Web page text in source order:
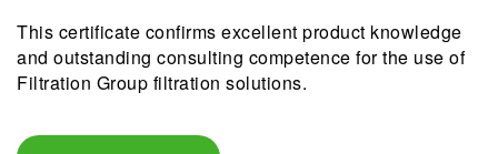
This certificate confirms excellent product knowledge
and outstanding consulting competence for the use of
Filtration Group filtration solutions.